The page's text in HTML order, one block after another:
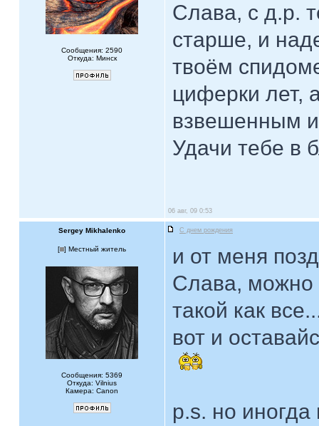
Сообщения: 2590
Откуда: Минск
Слава, с д.р.
старше, и
твоём
циферки лет,
взвешенным
Удачи тебе в
06 авг, 09 0:53
Sergey Mikhalenko С днем рождения
[ ] Местный житель
Сообщения: 5369
Откуда: Vilnius
Камера: Canon
и от меня
Слава, можно
такой как
вот и
p.s. но